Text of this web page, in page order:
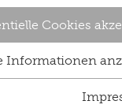
Cookies
Informationen